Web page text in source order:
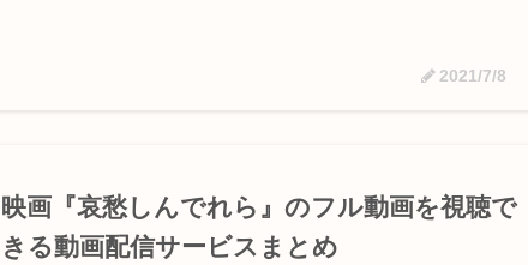
2021/7/8
映画『哀愁しんでれら』のフル動画を視聴で
きる動画配信サービスまとめ